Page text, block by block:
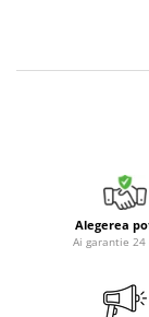
Alegerea
Ai garantie 24